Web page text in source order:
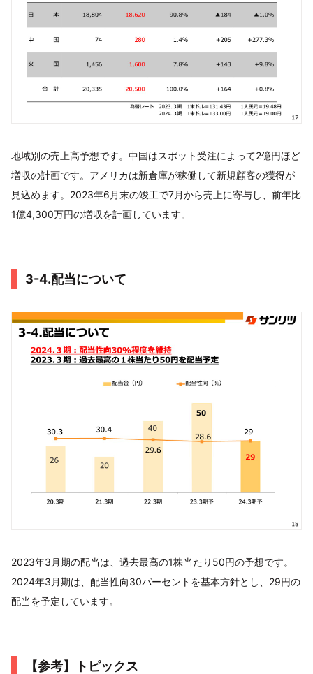
地域別の売上高予想です。中国はスポット受注によって2億円ほど
増収の計画です。アメリカは新倉庫が稼働して新規顧客の獲得が
見込めます。2023年6月末の竣工で7月から売上に寄与し、前年比
1億4,300万円の増収を計画しています。
3-4.配当について
2023年3月期の配当は、過去最高の1株当たり50円の予想です。
2024年3月期は、配当性向30パーセントを基本方針とし、29円の
配当を予定しています。
【参考】トピックス